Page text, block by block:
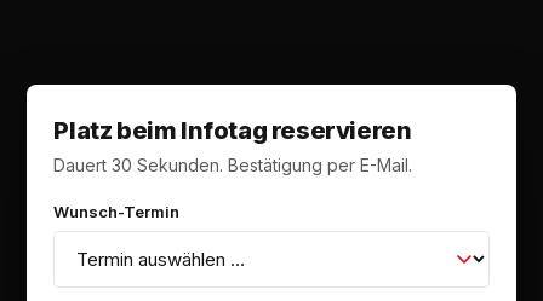
Platz beim Infotag reservieren
Dauert 30 Sekunden. Bestätigung per E-Mail.
Wunsch-Termin